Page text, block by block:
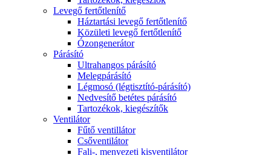
Levegő fertőtlenítő
Háztartási levegő fertőtlenítő
Közületi levegő fertőtlenítő
Ózongenerátor
Párásító
Ultrahangos párásító
Melegpárásító
Légmosó (légtisztító-párásító)
Nedvesítő betétes párásító
Tartozékok, kiegészítők
Ventilátor
Fűtő ventillátor
Csőventilátor
Fali-, menyezeti kisventilátor